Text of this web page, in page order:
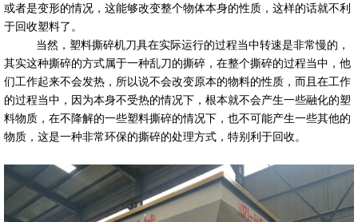
或者是变形的情况，这能够改变整个物体本身的性质，这样的话就不利
于回收塑料了。
当然，塑料撕碎机刀具在实际运行的过程当中转速是非常慢的，
其实这种撕碎的方式属于一种乱刀的撕碎，在整个撕碎的过程当中，他
们工作起来不会发热，所以说不会改变原本的物料的性质，而且在工作
的过程当中，因为本身不受热的情况下，根本就不会产生一些融化的塑
料物质，在不降解的一些塑料撕碎的情况下，也不可能产生一些其他的
物质，这是一种非常环保的撕碎的处理方式，特别利于回收。